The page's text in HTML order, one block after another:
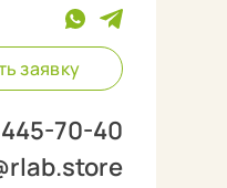
заявку
70-40